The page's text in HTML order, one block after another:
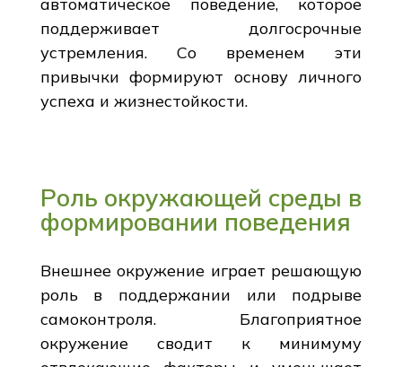
поддерживает долгосрочные
устремления. Со временем эти
привычки формируют основу личного
успеха и жизнестойкости.
Роль окружающей среды в
формировании поведения
Внешнее окружение играет решающую
роль в поддержании или подрыве
самоконтроля. Благоприятное
окружение сводит к минимуму